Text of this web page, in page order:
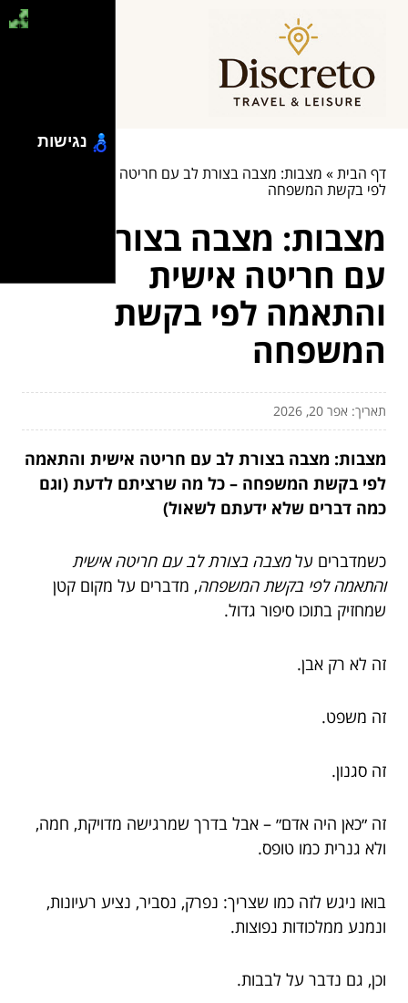
דף הבית» מצבות: מצבה בצורת לב עם חריטה אישית והתאמה
לפי בקשת המשפחה
מצבות: מצבה בצורת לב
עם חריטה אישית
והתאמה לפי בקשת
המשפחה
תאריך: אפר 20, 2026
מצבות: מצבה בצורת לב עם חריטה אישית והתאמה
לפי בקשת המשפחה – כל מה שרציתם לדעת (וגם
כמה דברים שלא ידעתם לשאול)
כשמדברים עלמצבה בצורת לב עם חריטה אישית
והתאמה לפי בקשת המשפחה, מדברים על מקום קטן
שמחזיק בתוכו סיפור גדול.
זה לא רק אבן.
זה משפט.
זה סגנון.
זה ״כאן היה אדם״ – אבל בדרך שמרגישה מדויקת, חמה,
ולא גנרית כמו טופס.
בואו ניגש לזה כמו שצריך: נפרק, נסביר, נציע רעיונות,
ונמנע ממלכודות נפוצות.
וכן, גם נדבר על לבבות.
נגישות